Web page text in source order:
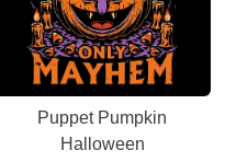
Puppet Pumpkin
Halloween